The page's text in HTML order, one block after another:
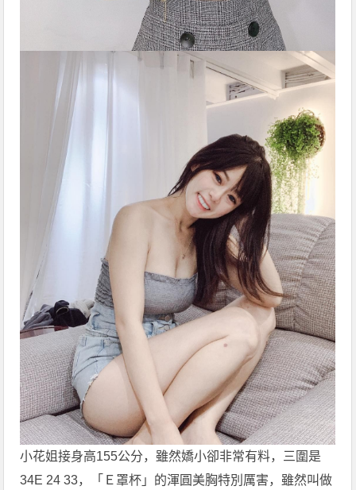
小花姐接身高155公分，雖然嬌小卻非常有料，三圍是
34E 24 33，「Ｅ罩杯」的渾圓美胸特別厲害，雖然叫做